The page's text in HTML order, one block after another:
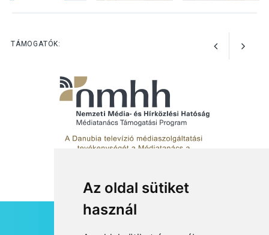
Az oldal sütiket
használ
TÁMOGATÓK: